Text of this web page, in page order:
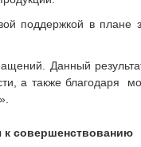
поддержкой в плане
Данный
а также благодаря
совершенствованию